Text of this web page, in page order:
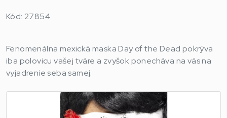
Kód: 27854
Fenomenálna mexická maska Day of the Dead pokrýva
iba polovicu vašej tváre a zvyšok ponecháva na vás na
vyjadrenie seba samej.